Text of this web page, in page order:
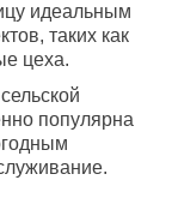
идеальным
таких как
цеха.
популярна